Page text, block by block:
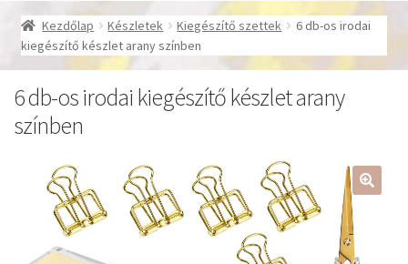
Kezdőlap Készletek Kiegészítő szettek
6 db-os irodai
kiegészítő készlet arany színben
6 db-os irodai kiegészítő készlet arany
színben